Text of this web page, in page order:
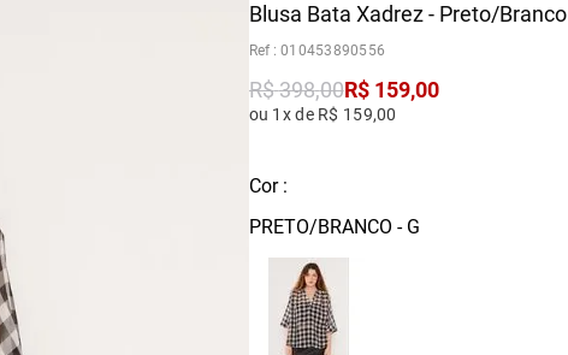
Blusa Bata Xadrez - Preto/Branco
:010453890556
R$398,00R$ 159,00
ou 1x de R$ 159,00
Cor :
PRETO/BRANCO - G